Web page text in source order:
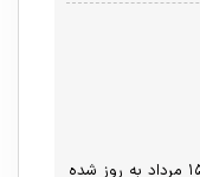
قیمت محصولات سایت امروز ،پنجشنبه ۱۵ مرداد به روز شده